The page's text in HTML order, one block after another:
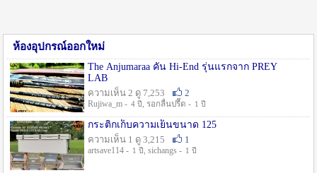
ห้องอุปกรณ์ออกใหม่
The Anjumaraa คัน Hi-End รุ่นแรกจาก PREY
LAB
ความเห็น 2 ดู 7,253
2
Rujiwa_m - 4 ปี , รอกลื่นปรื๊ด - 1 ปี
กระติกเก็บความเย็นขนาด 125
ความเห็น 1 ดู 3,215
1
artsave114 - 1 ปี , sichangs - 1 ปี